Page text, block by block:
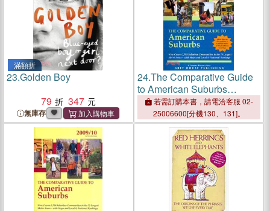
滿額折
23.Golden Boy
79
347
無庫存
24.The Comparative Guide
to American Suburbs
2011/2012
若需訂購本書，請電洽客服 02-
25006600[分機130、131]。